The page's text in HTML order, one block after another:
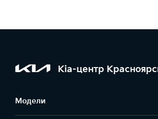
Kia-центр
Модели